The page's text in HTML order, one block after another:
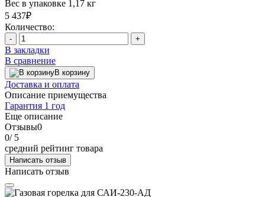
Вес в упаковке 1,17 кг
5 437₽
Количество:
- +
В закладки
В сравнение
В корзину
Доставка и оплата
Описание приемущества
Гарантия 1 год
Еще описание
Отзывы0
0/ 5
средний рейтинг товара
Написать отзыв
Написать отзыв